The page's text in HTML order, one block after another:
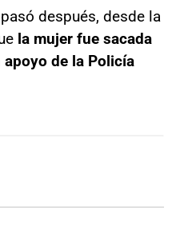
después, desde la
la mujer fue sacada
de la Policía